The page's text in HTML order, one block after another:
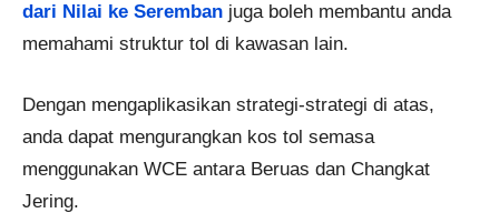
dari Nilai ke Seremban juga boleh membantu anda
memahami struktur tol di kawasan lain.
Dengan mengaplikasikan strategi-strategi di atas,
anda dapat mengurangkan kos tol semasa
menggunakan WCE antara Beruas dan Changkat
Jering.